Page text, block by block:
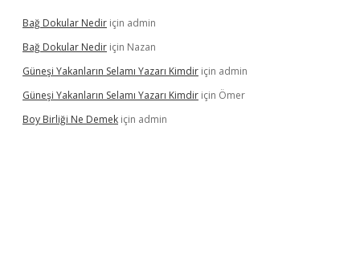
Bağ Dokular Nedir için admin
Bağ Dokular Nedir için Nazan
Güneşi Yakanların Selamı Yazarı Kimdir için admin
Güneşi Yakanların Selamı Yazarı Kimdir için Ömer
Boy Birliği Ne Demek için admin